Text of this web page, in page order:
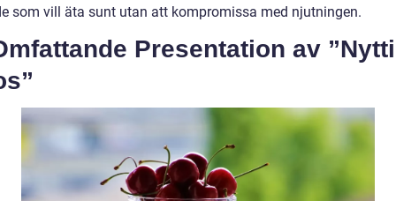
som vill äta sunt utan att kompromissa med njutningen.
Presentation av